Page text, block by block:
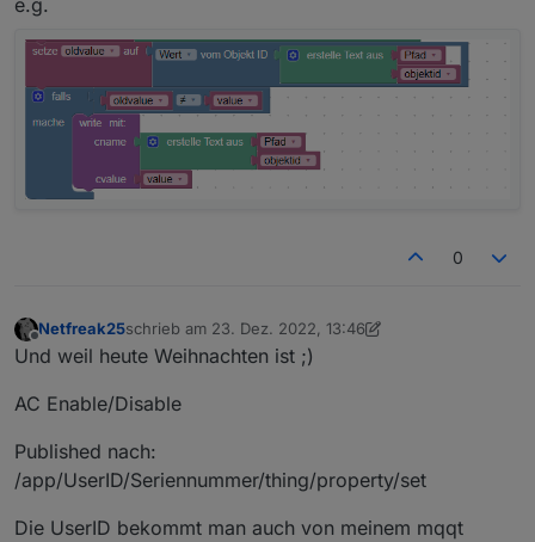
0
Offline
Netfreak25schrieb am 23. Dez. 2022, 13:46
zuletzt editiert von Netfreak25
Und weil heute Weihnachten ist ;)
AC Enable/Disable
Published nach:
/app/UserID/Seriennummer/thing/property/set
Die UserID bekommt man auch von meinem mqqt